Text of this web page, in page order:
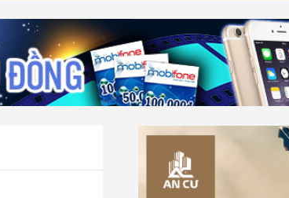
Khoa giáo
Multimedia